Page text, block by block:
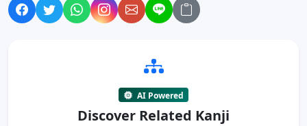
AI Powered
Discover Related Kanji